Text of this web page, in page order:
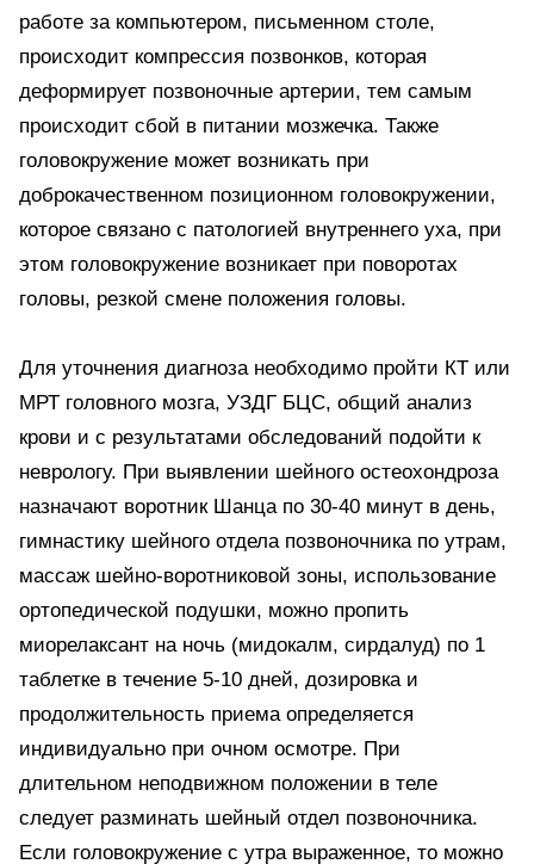
работе за компьютером, письменном столе,
происходит компрессия позвонков, которая
деформирует позвоночные артерии, тем самым
происходит сбой в питании мозжечка. Также
головокружение может возникать при
доброкачественном позиционном головокружении,
которое связано с патологией внутреннего уха, при
этом головокружение возникает при поворотах
головы, резкой смене положения головы.
Для уточнения диагноза необходимо пройти КТ или
МРТ головного мозга, УЗДГ БЦС, общий анализ
крови и с результатами обследований подойти к
неврологу. При выявлении шейного остеохондроза
назначают воротник Шанца по 30-40 минут в день,
гимнастику шейного отдела позвоночника по утрам,
массаж шейно-воротниковой зоны, использование
ортопедической подушки, можно пропить
миорелаксант на ночь (мидокалм, сирдалуд) по 1
таблетке в течение 5-10 дней, дозировка и
продолжительность приема определяется
индивидуально при очном осмотре. При
длительном неподвижном положении в теле
следует разминать шейный отдел позвоночника.
Если головокружение с утра выраженное, то можно